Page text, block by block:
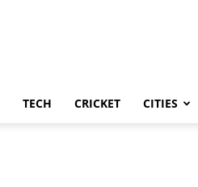
TECH CRICKET CITIES